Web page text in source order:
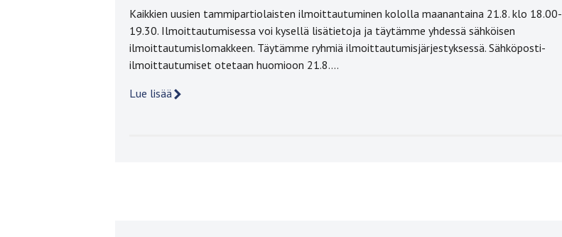
Kaikkien uusien tammipartiolaisten ilmoittautuminen kololla maanantaina 21.8. klo 18.00-
19.30. Ilmoittautumisessa voi kysellä lisätietoja ja täytämme yhdessä sähköisen
ilmoittautumislomakkeen. Täytämme ryhmiä ilmoittautumisjärjestyksessä. Sähköposti-
ilmoittautumiset otetaan huomioon 21.8….
Lue lisää